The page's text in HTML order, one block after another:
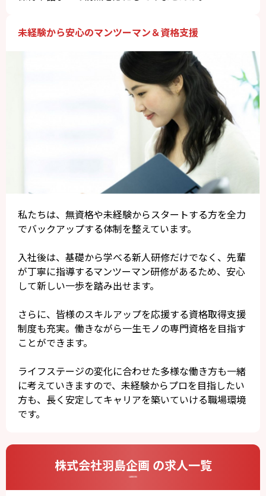
未経験から安心のマンツーマン＆資格支援
私たちは、無資格や未経験からスタートする方を全力
でバックアップする体制を整えています。
入社後は、基礎から学べる新人研修だけでなく、先輩
が丁寧に指導するマンツーマン研修があるため、安心
して新しい一歩を踏み出せます。
さらに、皆様のスキルアップを応援する資格取得支援
制度も充実。働きながら一生モノの専門資格を目指す
ことができます。
ライフステージの変化に合わせた多様な働き方も一緒
に考えていきますので、未経験からプロを目指したい
方も、長く安定してキャリアを築いていける職場環境
です。
株式会社羽島企画 の求人一覧
CAREERS